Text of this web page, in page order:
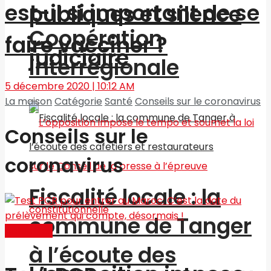
Coopération
interrégionale
Fiscalité locale : la
commune de Tanger
à l’écoute des
publiques et silence
judiciaire
est-il si important de se
faire vacciner ?
5 décembre 2020 | 10:12 AM
La maisonCatégorie Santé Conseils sur le coronavirus
Conseils sur le
coronavirus